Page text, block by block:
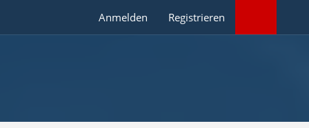
Anmelden Registrieren